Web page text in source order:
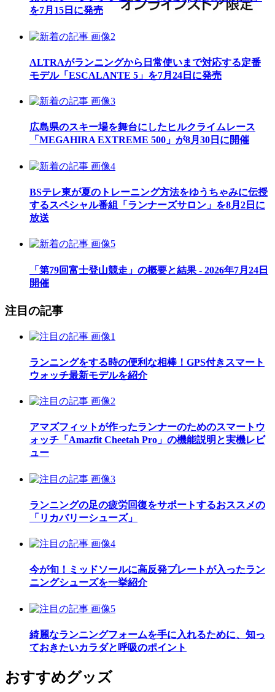
を7月15日に発売
ALTRAがランニングから日常使いまで対応する定番
モデル「ESCALANTE 5」を7月24日に発売
広島県のスキー場を舞台にしたヒルクライムレース
「MEGAHIRA EXTREME 500」が8月30日に開催
BSテレ東が夏のトレーニング方法をゆうちゃみに伝授
するスペシャル番組「ランナーズサロン」を8月2日に
放送
「第79回富士登山競走」の概要と結果 - 2026年7月24日
開催
注目の記事
ランニングをする時の便利な相棒！GPS付きスマート
ウォッチ最新モデルを紹介
アマズフィットが作ったランナーのためのスマートウ
ォッチ「Amazfit Cheetah Pro」の機能説明と実機レビ
ュー
ランニングの足の疲労回復をサポートするおススメの
「リカバリーシューズ」
今が旬！ミッドソールに高反発プレートが入ったラン
ニングシューズを一挙紹介
綺麗なランニングフォームを手に入れるために、知っ
ておきたいカラダと呼吸のポイント
おすすめグッズ